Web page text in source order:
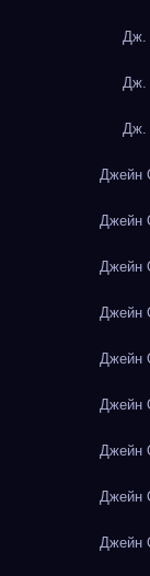
Дж.
Дж.
Дж.
Джейн
Джейн
Джейн
Джейн
Джейн
Джейн
Джейн
Джейн
Джейн